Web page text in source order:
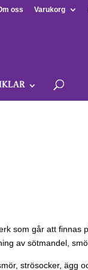
oss Varukorg
som går att finnas
av sötmandel,
strösocker, ägg